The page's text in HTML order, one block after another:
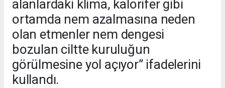
alanlardaki klima, kalorifer gibi
ortamda nem azalmasına neden
olan etmenler nem dengesi
bozulan ciltte kuruluğun
görülmesine yol açıyor” ifadelerini
kullandı.